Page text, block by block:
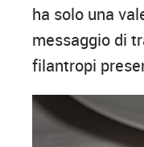
ha solo una
messaggio di
filantropi